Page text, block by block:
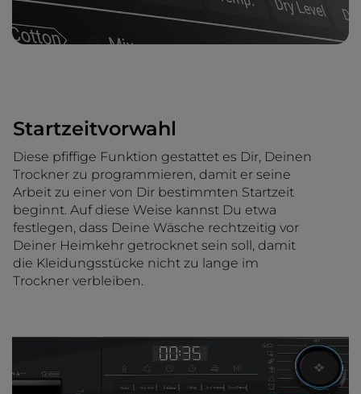
Startzeitvorwahl
Diese pfiffige Funktion gestattet es Dir, Deinen
Trockner zu programmieren, damit er seine
Arbeit zu einer von Dir bestimmten Startzeit
beginnt. Auf diese Weise kannst Du etwa
festlegen, dass Deine Wäsche rechtzeitig vor
Deiner Heimkehr getrocknet sein soll, damit
die Kleidungsstücke nicht zu lange im
Trockner verbleiben.